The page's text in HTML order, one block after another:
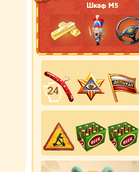
Шкаф М5